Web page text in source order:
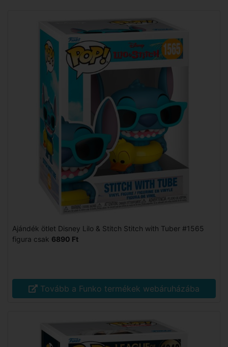
Ajándék ötlet Disney Lilo & Stitch Stitch with Tuber #1565
figura csak 6890 Ft
Tovább a Funko termékek webáruházába